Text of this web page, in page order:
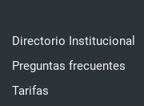
Directorio Institucional
Preguntas frecuentes
Tarifas